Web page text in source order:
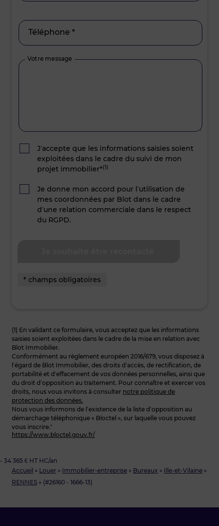
Accueil » Louer » Immobilier-entreprise » Bureaux » Ille-et-Vilaine »
RENNES » (#26160 - 1666-13)
- 34 365 € HT HC/an
Téléphone *
Votre message
J’accepte que les informations saisies soient
exploitées dans le cadre du suivi de mon
projet immobilier*(1)
Je donne mon accord pour l’utilisation de
mes coordonnées par Blot dans le cadre
d’une relation commerciale dans le respect
du RGPD.
* champs obligatoires
(1) En validant ce formulaire, vous acceptez que les informations
saisies soient exploitées dans le cadre de la mise en relation avec
Blot Immobilier.
Conformément au règlement européen 2016/679, vous disposez à
l’égard de Blot Immobilier, des droits d’accès, de rectification, de
portabilité et d’effacement de vos données personnelles, ainsi que
du droit d’opposition au traitement. Pour connaître et exercer vos
droits, nous vous invitons à consulter notre politique de
protection des données.
Nous vous informons de l’existence de la liste d’opposition au
démarchage téléphonique « Bloctel », sur laquelle vous pouvez
vous inscrire.“
https://www.bloctel.gouv.fr/